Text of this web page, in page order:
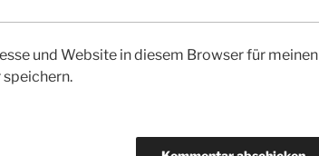
und Website in diesem Browser für meinen